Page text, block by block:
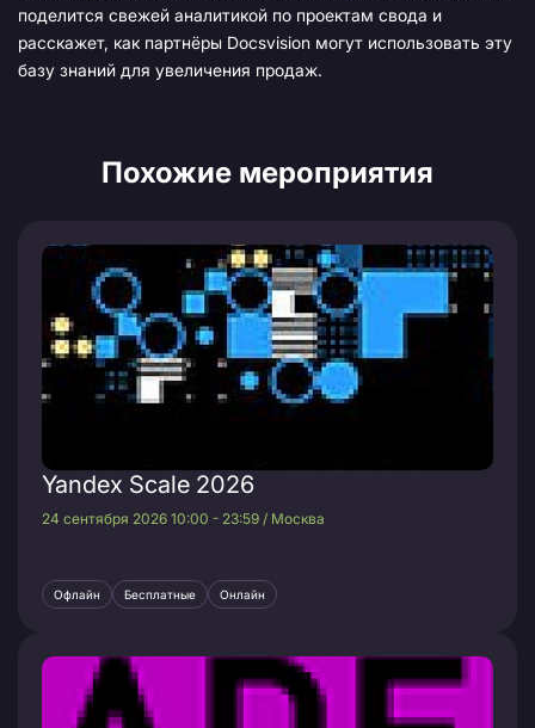
поделится свежей аналитикой по проектам свода и
расскажет, как партнёры Docsvision могут использовать эту
базу знаний для увеличения продаж.
Похожие мероприятия
Yandex Scale 2026
24 сентября 2026 10:00 - 23:59 / Москва
Офлайн Бесплатные Онлайн